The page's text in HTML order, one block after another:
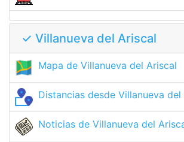
✓ Villanueva del Ariscal
Mapa de Villanueva del Ariscal
Distancias desde Villanueva del
Noticias de Villanueva del